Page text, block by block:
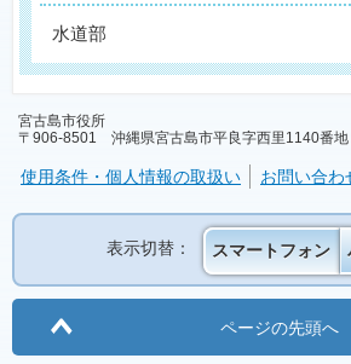
水道部
宮古島市役所
〒906-8501 沖縄県宮古島市平良字西里1140番地
使用条件・個人情報の取扱い お問い合わ
表示切替： スマートフォン
ページの先頭へ